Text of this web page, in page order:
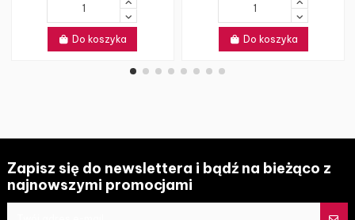
Do koszyka Do koszyka
Zapisz się do newslettera i bądź na bieżąco z
najnowszymi promocjami